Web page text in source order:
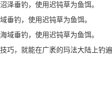
泽垂钓，使用迟钝草为鱼饵。
垂钓，使用迟钝草为鱼饵。
域垂钓，使用迟钝草为鱼饵。
巧，就能在广袤的玛法大陆上钓